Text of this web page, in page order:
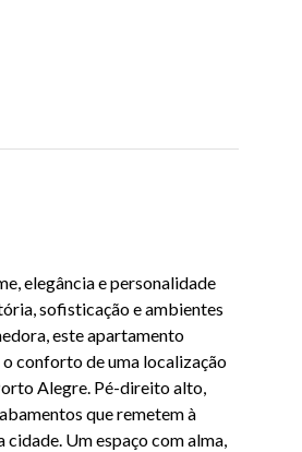
elegância e personalidade
sofisticação e ambientes
este apartamento
conforto de uma localização
Alegre. Pé-direito alto,
que remetem à
Um espaço com alma,